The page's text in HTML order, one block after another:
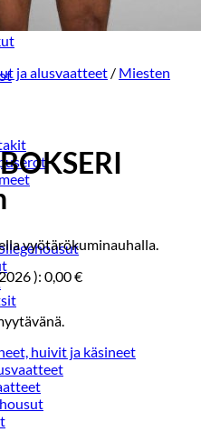
huivit ja käsineet
ja alusvaatteet / Miesten
vyötärökuminauhalla.
): 0,00€